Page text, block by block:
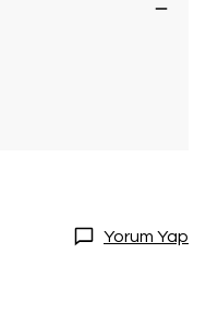
Yorum Yap